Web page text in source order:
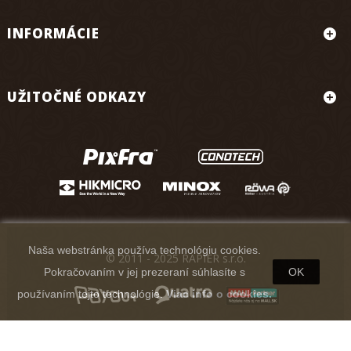
INFORMÁCIE
UŽITOČNÉ ODKAZY
Naša webstránka používa technológiu cookies.
Pokračovaním v jej prezeraní súhlasíte s
používaním tejto technológie.Viac info o cookies.
OK
© 2011 - 2025 RAPIER s.r.o.